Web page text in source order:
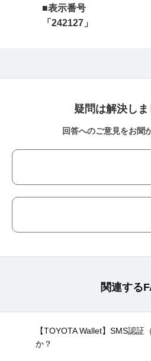
■表示番号
「242127」
疑問は解決しま
回答へのご意見をお聞
関連する
【TOYOTA Wallet】SMS認証
か？